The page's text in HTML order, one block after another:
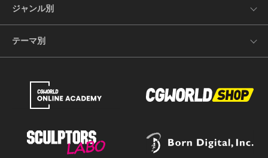
ジャンル別
テーマ別